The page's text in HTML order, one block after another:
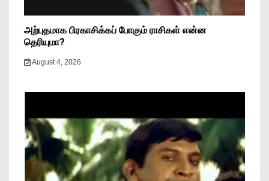
அற்புதமாக பிரகாசிக்கப் போகும் ராசிகள் என்ன
தெரியுமா?
August 4, 2026